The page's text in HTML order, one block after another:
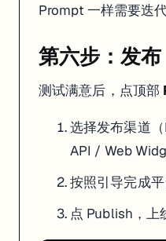
Prompt 一样需要迭代
第六步：发布
测试满意后，点顶部
选择发布渠道
API / Web
按照引导完成
点 Publish，上